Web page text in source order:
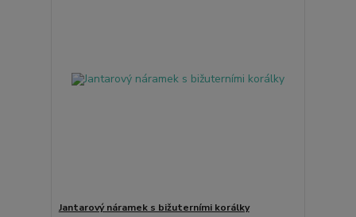
Jantarový náramek s bižuterními korálky